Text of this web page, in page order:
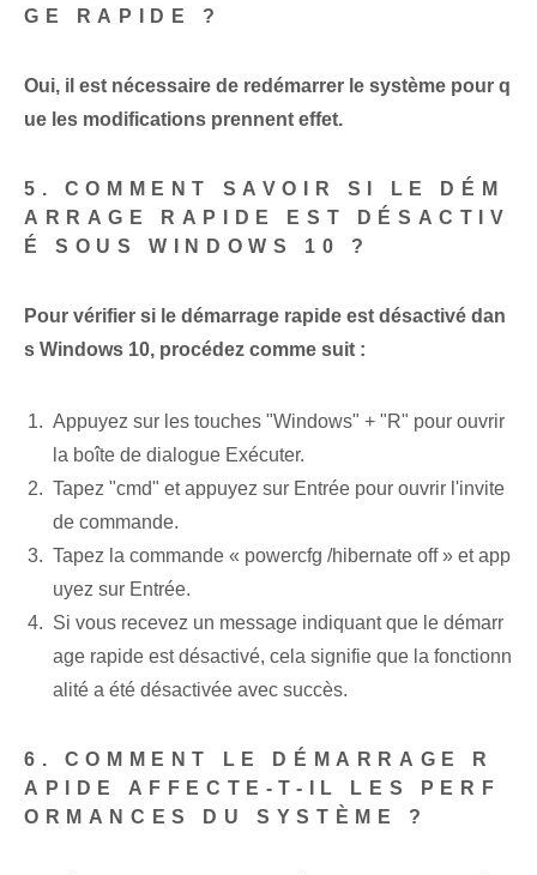
GE RAPIDE ?
Oui, il est nécessaire de redémarrer le système pour q
ue les modifications prennent effet.
5. COMMENT SAVOIR SI LE DÉM
ARRAGE RAPIDE EST DÉSACTIV
É SOUS WINDOWS 10 ?
Pour vérifier si le démarrage rapide est désactivé dan
s Windows⁤ 10, procédez comme suit :
Appuyez sur les touches "Windows" + "R" pour ouvrir
la boîte de dialogue Exécuter.
Tapez "cmd" et appuyez sur Entrée pour ouvrir l'invite
de commande.
Tapez la commande « powercfg /hibernate ⁤off » et app
uyez sur Entrée.
Si vous recevez un message indiquant que le démarr
age rapide est désactivé, cela signifie que la fonctionn
alité a été désactivée avec succès.
6. COMMENT LE DÉMARRAGE R
APIDE AFFECTE-T-IL LES PERF
ORMANCES DU SYSTÈME ?